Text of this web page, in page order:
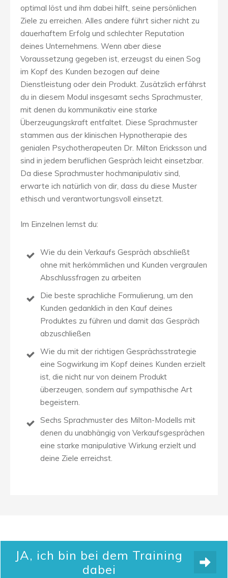
optimal löst und ihm dabei hilft, seine persönlichen
Ziele zu erreichen. Alles andere führt sicher nicht zu
dauerhaftem Erfolg und schlechter Reputation
deines Unternehmens. Wenn aber diese
Voraussetzung gegeben ist, erzeugst du einen Sog
im Kopf des Kunden bezogen auf deine
Dienstleistung oder dein Produkt. Zusätzlich erfährst
du in diesem Modul insgesamt sechs Sprachmuster,
mit denen du kommunikativ eine starke
Überzeugungskraft entfaltet. Diese Sprachmuster
stammen aus der klinischen Hypnotherapie des
genialen Psychotherapeuten Dr. Milton Ericksson und
sind in jedem beruflichen Gespräch leicht einsetzbar.
Da diese Sprachmuster hochmanipulativ sind,
erwarte ich natürlich von dir, dass du diese Muster
ethisch und verantwortungsvoll einsetzt.
Im Einzelnen lernst du:
Wie du dein Verkaufs Gespräch abschließt
ohne mit herkömmlichen und Kunden vergraulen
Abschlussfragen zu arbeiten
Die beste sprachliche Formulierung, um den
Kunden gedanklich in den Kauf deines
Produktes zu führen und damit das Gespräch
abzuschließen
Wie du mit der richtigen Gesprächsstrategie
eine Sogwirkung im Kopf deines Kunden erzielt
ist, die nicht nur von deinem Produkt
überzeugen, sondern auf sympathische Art
begeistern.
Sechs Sprachmuster des Milton-Modells mit
denen du unabhängig von Verkaufsgesprächen
eine starke manipulative Wirkung erzielt und
deine Ziele erreichst.
JA, ich bin bei dem Training
dabei